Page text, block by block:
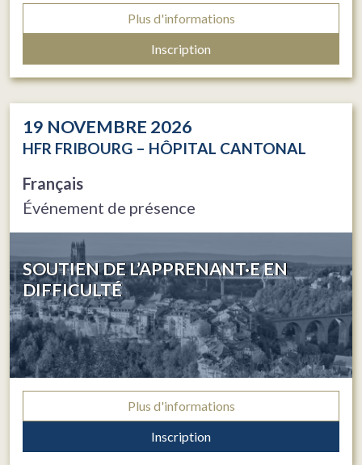
Plus d'informations
Inscription
19 NOVEMBRE 2026
HFR FRIBOURG – HÔPITAL CANTONAL
Français
Événement de présence
SOUTIEN DE L’APPRENANT·E EN
DIFFICULTÉ
Plus d'informations
Inscription